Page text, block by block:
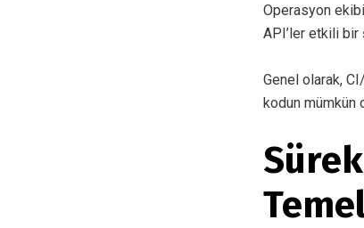
Operasyon
API’ler etkili bir
Genel olarak,
kodun mümkün